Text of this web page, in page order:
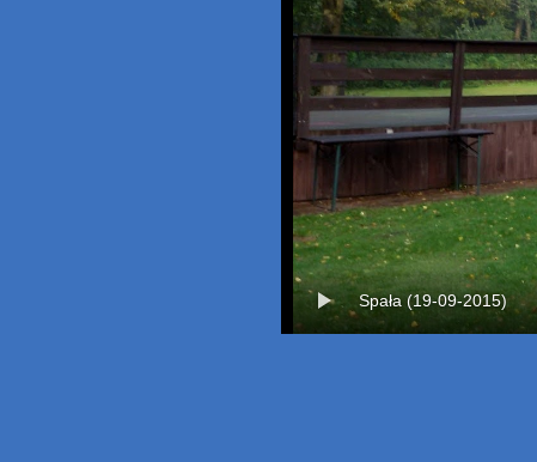
Spała (19-09-2015)